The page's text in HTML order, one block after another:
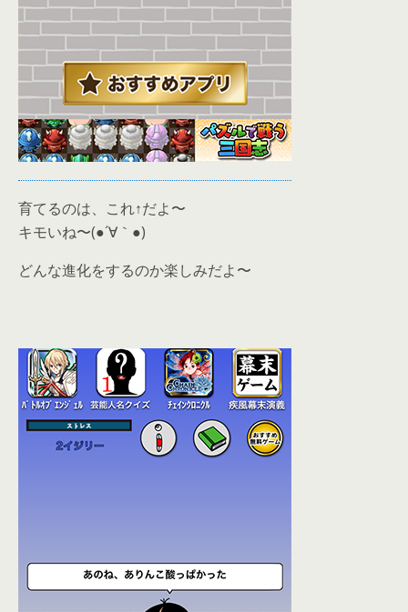
育てるのは、これ↑だよ〜
キモいね〜(●´∀｀●)
どんな進化をするのか楽しみだよ〜